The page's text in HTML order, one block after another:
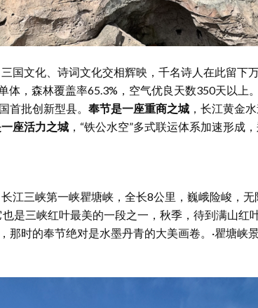
三国文化、诗词文化交相辉映，千名诗人在此留下
体，森林覆盖率65.3%，空气优良天数350天以上。
首批创新型县。 奉节是一座重商之城 ，长江黄金
座活力之城 ，“铁公水空”多式联运体系加速形成
江三峡第一峡瞿塘峡，全长8公里，巍峨险峻，无
也是三峡红叶最美的一段之一，秋季，待到满山红
那时的奉节绝对是水墨丹青的大美画卷。·瞿塘峡